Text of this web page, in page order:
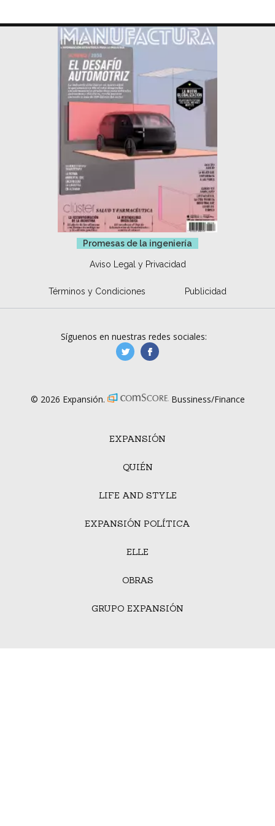
Promesas de la ingeniería
Aviso Legal y Privacidad
Términos y Condiciones Publicidad
EXPANSIÓN
QUIÉN
LIFE AND STYLE
EXPANSIÓN POLÍTICA
ELLE
OBRAS
GRUPO EXPANSIÓN
Síguenos en nuestras redes sociales:
manufacturaGE
© 2026 Expansión. Bussiness/Finance